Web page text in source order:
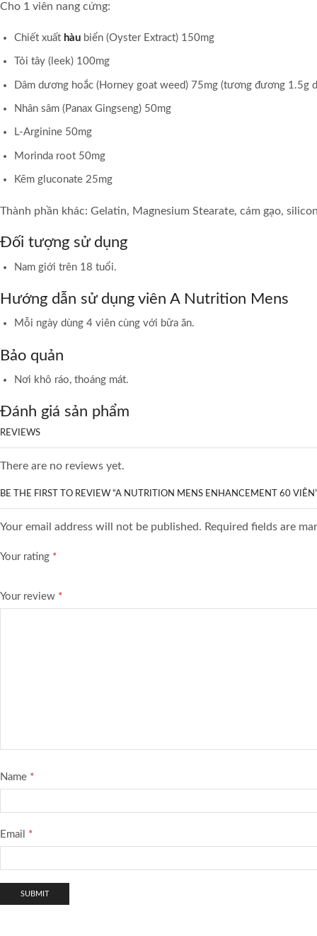
Cho 1 viên nang cứng:
Chiết xuất hàu biển (Oyster Extract) 150mg
Tỏi tây (leek) 100mg
Dâm dương hoắc (Horney goat weed) 75mg (tương đương 1.5g
Nhân sâm (Panax Gingseng) 50mg
L-Arginine 50mg
Morinda root 50mg
Kẽm gluconate 25mg
Thành phần khác: Gelatin, Magnesium Stearate, cám gạo,
Đối tượng sử dụng
Nam giới trên 18 tuổi.
Hướng dẫn sử dụng viên A Nutrition Mens
Mỗi ngày dùng 4 viên cùng với bữa ăn.
Bảo quản
Nơi khô ráo, thoáng mát.
Đánh giá sản phẩm
REVIEWS
There are no reviews yet.
BE THE FIRST TO REVIEW “A NUTRITION MENS ENHANCEMENT 60
Your email address will not be published. Required fields are
Your rating *
Your review *
Name *
Email *